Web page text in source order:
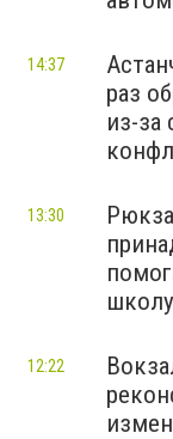
раз
из-за
14:37
школу
13:30
12:22